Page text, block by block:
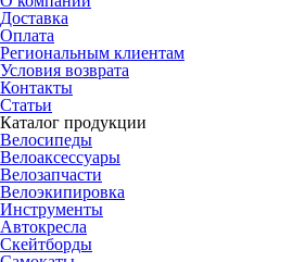
Доставка
Оплата
Региональным клиентам
Условия возврата
Контакты
Статьи
Каталог продукции
Велосипеды
Велоаксессуары
Велозапчасти
Велоэкипировка
Инструменты
Автокресла
Скейтборды